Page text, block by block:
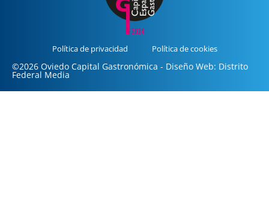
Política de privacidad Política de cookies
©2026 Oviedo Capital Gastronómica - Diseño Web: Distrito
Federal Media